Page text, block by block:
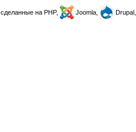
, сделанные на PHP, Joomla, Drupal,